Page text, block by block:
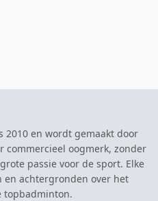
en wordt gemaakt door
oogmerk, zonder
passie voor de sport. Elke
achtergronden over het
topbadminton.